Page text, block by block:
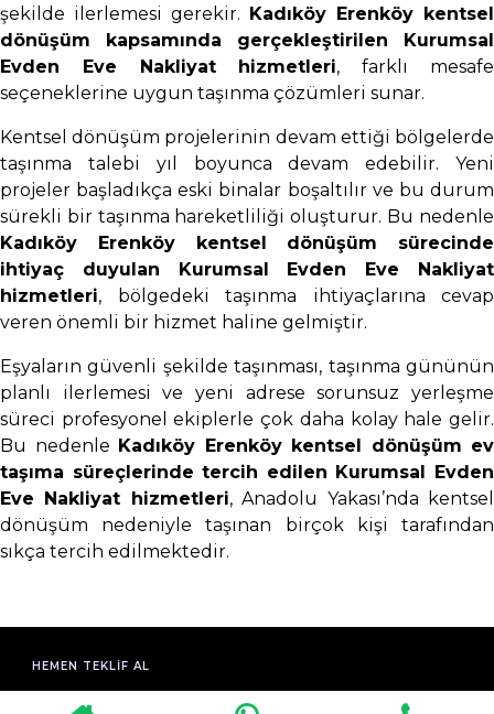
şekilde ilerlemesi gerekir.
Kadıköy Erenköy kentsel
dönüşüm kapsamında gerçekleştirilen Kurumsal
Evden Eve Nakliyat hizmetleri, farklı mesafe
seçeneklerine uygun taşınma çözümleri sunar.
Kentsel dönüşüm projelerinin devam ettiği bölgelerde
taşınma talebi yıl boyunca devam edebilir. Yeni
projeler başladıkça eski binalar boşaltılır ve bu durum
sürekli bir taşınma hareketliliği oluşturur. Bu nedenle
Kadıköy Erenköy kentsel dönüşüm sürecinde
ihtiyaç duyulan Kurumsal Evden Eve Nakliyat
hizmetleri, bölgedeki taşınma ihtiyaçlarına cevap
veren önemli bir hizmet haline gelmiştir.
Eşyaların güvenli şekilde taşınması, taşınma gününün
planlı ilerlemesi ve yeni adrese sorunsuz yerleşme
süreci profesyonel ekiplerle çok daha kolay hale gelir.
Bu nedenle Kadıköy Erenköy kentsel dönüşüm ev
taşıma süreçlerinde tercih edilen Kurumsal Evden
Eve Nakliyat hizmetleri, Anadolu Yakası’nda kentsel
dönüşüm nedeniyle taşınan birçok kişi tarafından
sıkça tercih edilmektedir.
HEMEN TEKLIF AL